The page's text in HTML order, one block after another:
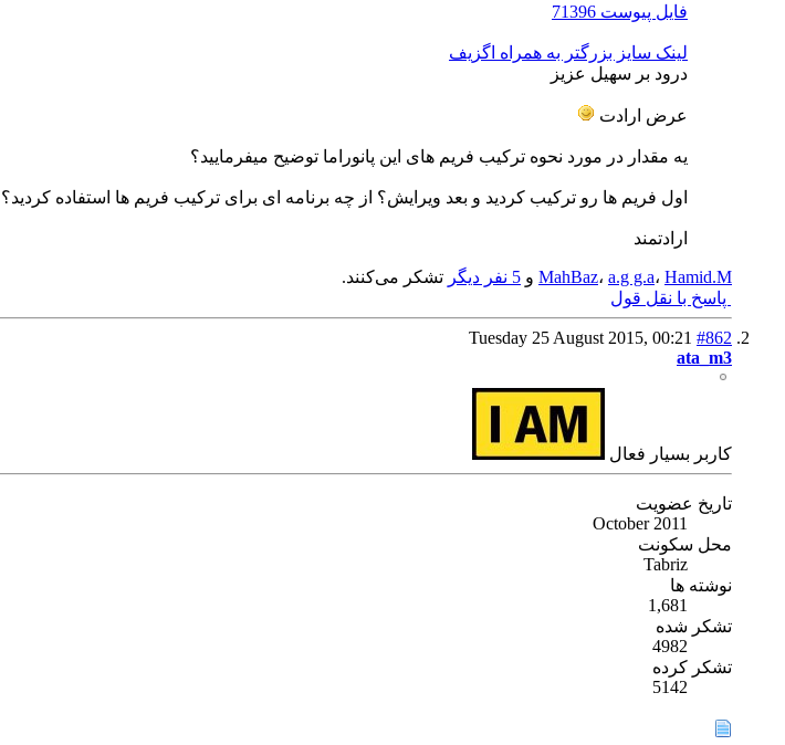
فایل پیوست 71396
لینک سایز بزرگتر به همراه اگزیف
درود بر سهیل عزیز
عرض ارادت
یه مقدار در مورد نحوه ترکیب فریم های این پانوراما توضیح میفرمایید؟
اول فریم ها رو ترکیب کردید و بعد ویرایش؟ از چه برنامه ای برای ترکیب فریم ها استفاده
ارادتمند
MahBaz، a.g g.a، Hamid.M و 5 نفر دیگر
تشکر می‌کنند.
پاسخ با نقل قول
Tuesday 25 August 2015, 00:21 #862
ata_m3
كاربر بسیار فعال
تاریخ عضویت
October 2011
محل سکونت
Tabriz
نوشته ها
1,681
تشکر شده
4982
تشکر کرده
5142